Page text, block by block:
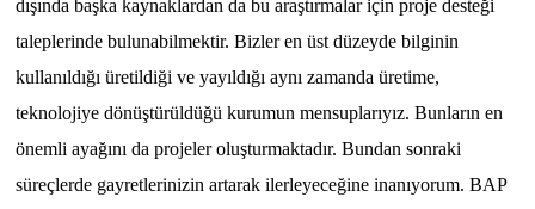
dışında başka kaynaklardan da bu araştırmalar için proje desteği
taleplerinde bulunabilmektir. Bizler en üst düzeyde bilginin
kullanıldığı üretildiği ve yayıldığı aynı zamanda üretime,
teknolojiye dönüştürüldüğü kurumun mensuplarıyız. Bunların en
önemli ayağını da projeler oluşturmaktadır. Bundan sonraki
süreçlerde gayretlerinizin artarak ilerleyeceğine inanıyorum. BAP